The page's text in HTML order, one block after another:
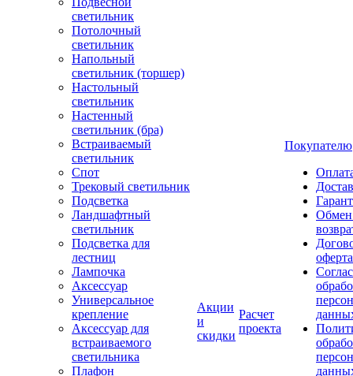
светильник
Потолочный
светильник
Напольный
светильник (торшер)
Настольный
светильник
Настенный
светильник (бра)
Встраиваемый
светильник
Спот
Трековый светильник
Подсветка
Ландшафтный
светильник
Подсветка для
лестниц
Лампочка
Аксессуар
Универсальное
крепление
Аксессуар для
встраиваемого
светильника
Плафон
Акции
и
скидки
Расчет
проекта
Покупателю
оферта